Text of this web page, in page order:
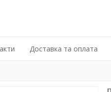
Доставка та оплата